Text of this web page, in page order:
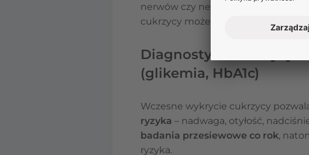
nerwów czy nerek, dlatego jej
cukrzycy może dodatkowo zlecić
Diagnostyka cukrzycy:
(glikemia, HbA1c)
Wczesne wykrycie cukrzycy
ryzyka – nadwaga, otyłość,
badania przesiewowe co rok,
ryzyka.